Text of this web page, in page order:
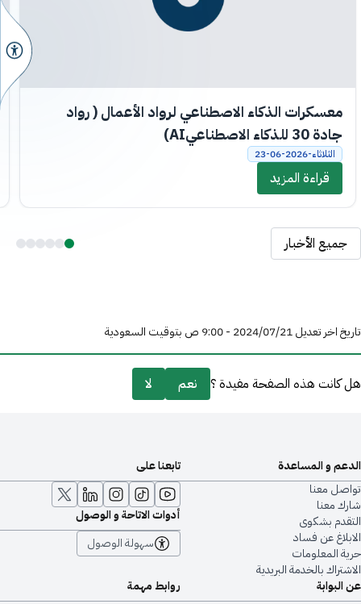
معسكرات الذكاء الاصطناعي لرواد الأعمال ( رواد
جادة 30 للذكاء الاصطناعيAI)
الثلاثاء-2026-06-23
قراءة المزيد
جميع الأخبار
تاريخ اخر تعديل 21‏/07‏/2024 - 9:00 ص بتوقيت السعودية
هل كانت هذه الصفحة مفيدة ؟ نعم لا
عن البوابة
روابط مهمة
الدعم و المساعدة
تواصل معنا
شارك معنا
التقدم بشكوى
الابلاغ عن فساد
حرية المعلومات
الاشتراك بالخدمة البريدية
تابعنا على
أدوات الاتاحة و الوصول
سهولة الوصول